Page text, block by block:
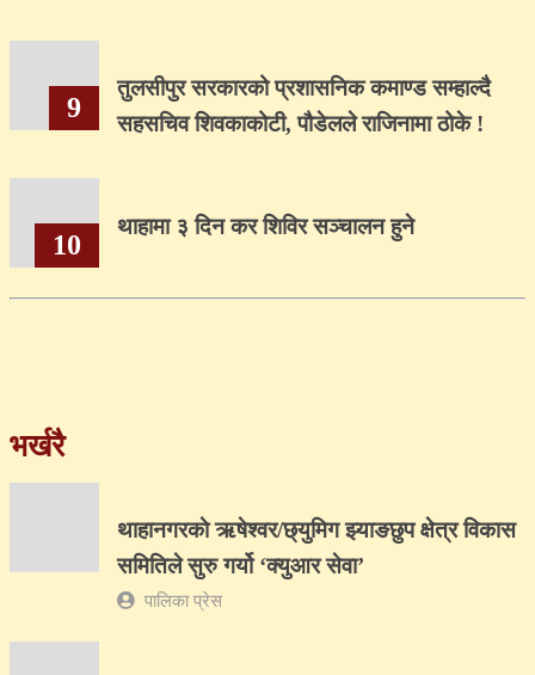
9
तुलसीपुर सरकारको प्रशासनिक कमाण्ड सम्हाल्दै
सहसचिव शिवकाकोटी, पौडेलले राजिनामा ठोके !
10
थाहामा ३ दिन कर शिविर सञ्चालन हुने
भर्खरै
थाहानगरकाे ऋषेश्वर/छ्युमिग झ्याङछुप क्षेत्र विकास
समितिले सुरु गर्यो ‘क्युआर सेवा’
पालिका प्रेस